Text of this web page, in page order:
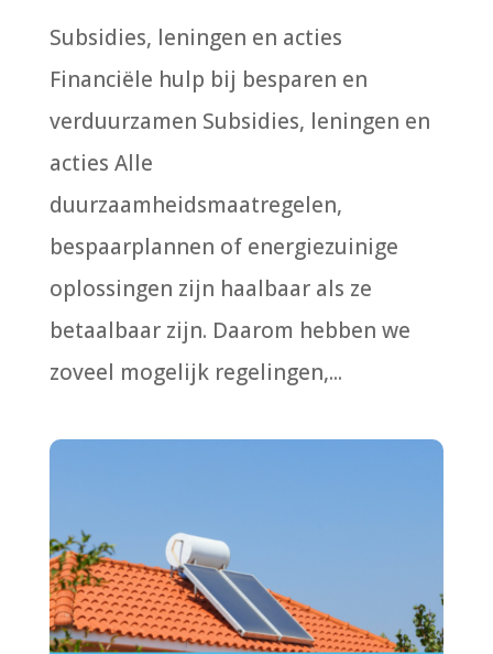
Subsidies, leningen en acties
Financiële hulp bij besparen en
verduurzamen Subsidies, leningen en
acties Alle
duurzaamheidsmaatregelen,
bespaarplannen of energiezuinige
oplossingen zijn haalbaar als ze
betaalbaar zijn. Daarom hebben we
zoveel mogelijk regelingen,...